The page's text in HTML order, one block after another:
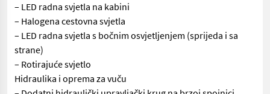
– LED radna svjetla na kabini
– Halogena cestovna svjetla
– LED radna svjetla s bočnim osvjetljenjem (sprijeda i sa
strane)
– Rotirajuće svjetlo
Hidraulika i oprema za vuču